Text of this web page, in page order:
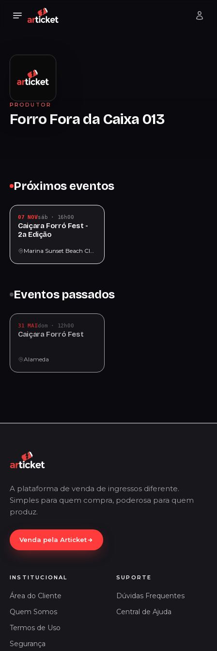
PRODUTOR
Forro Fora da Caixa 013
Próximos eventos
07 NOVsáb · 16h00
Caiçara Forró Fest -
2a Edição
Marina Sunset Beach Club Bar e Restaurante
Eventos passados
31 MAIdom · 12h00
Caiçara Forró Fest
Alameda
A plataforma de venda de ingressos diferente.
Simples para quem compra, poderosa para quem
produz.
Venda pela Articket
INSTITUCIONAL
Área do Cliente
Quem Somos
Termos de Uso
Segurança
SUPORTE
Dúvidas Frequentes
Central de Ajuda